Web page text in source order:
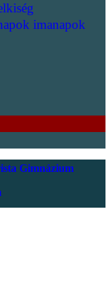
imanapok
Gimnázium